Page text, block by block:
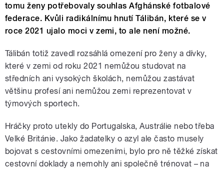
tomu ženy potřebovaly souhlas Afghánské fotbalové
federace. Kvůli radikálnímu hnutí Tálibán, které se v
roce 2021 ujalo moci v zemi, to ale není možné.
Tálibán totiž zavedl rozsáhlá omezení pro ženy a dívky,
které v zemi od roku 2021 nemůžou studovat na
středních ani vysokých školách, nemůžou zastávat
většinu profesí ani nemůžou zemi reprezentovat v
týmových sportech.
Hráčky proto utekly do Portugalska, Austrálie nebo třeba
Velké Británie. Jako žadatelky o azyl ale často musely
bojovat s cestovními omezeními, bylo pro ně těžké získat
cestovní doklady a nemohly ani společně trénovat – na